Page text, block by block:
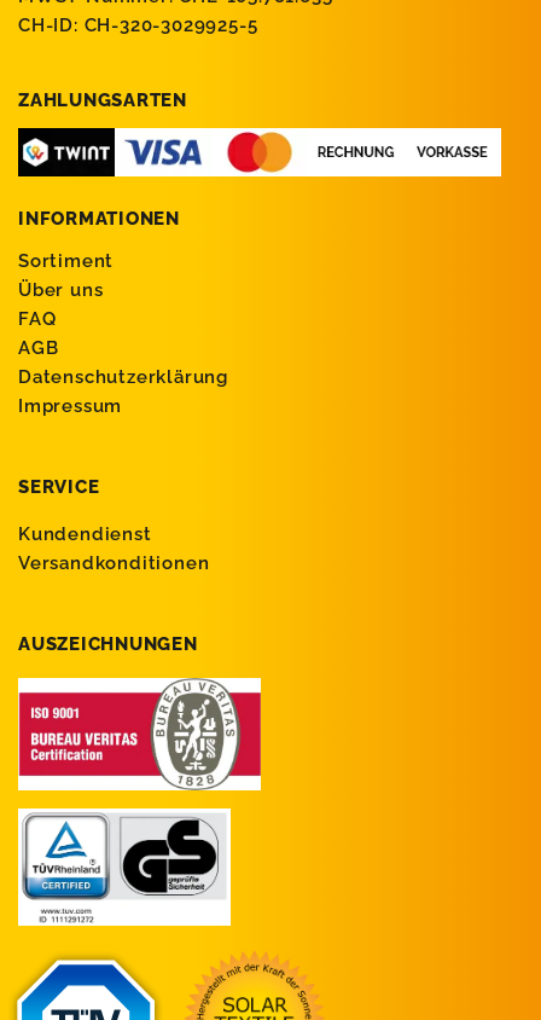
CH-ID: CH-320-3029925-5
ZAHLUNGSARTEN
INFORMATIONEN
Sortiment
Über uns
FAQ
AGB
Datenschutzerklärung
Impressum
SERVICE
Kundendienst
Versandkonditionen
AUSZEICHNUNGEN